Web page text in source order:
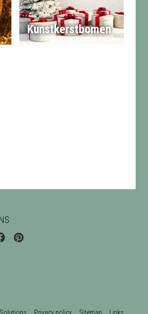
Kunstkerstbomen
Privacy policy Sitemap Links